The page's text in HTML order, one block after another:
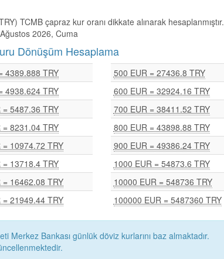
TCMB çapraz kur oranı dikkate alınarak hesaplanmıştır.
2026, Cuma
Dönüşüm Hesaplama
4389.888 TRY
4938.624 TRY
= 5487.36 TRY
= 8231.04 TRY
= 10974.72 TRY
= 13718.4 TRY
= 16462.08 TRY
= 21949.44 TRY
500 EUR = 27436.8 TRY
600 EUR = 32924.16 TRY
700 EUR = 38411.52 TRY
800 EUR = 43898.88 TRY
900 EUR = 49386.24 TRY
1000 EUR = 54873.6 TRY
10000 EUR = 548736 TRY
100000 EUR = 5487360 TRY
Merkez Bankası günlük döviz kurlarını baz almaktadır.